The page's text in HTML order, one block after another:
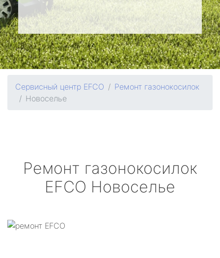
Сервисный центр EFCO
Ремонт газонокосилок
Новоселье
Ремонт газонокосилок
EFCO Новоселье